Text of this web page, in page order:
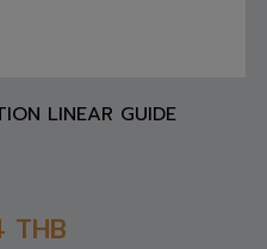
LINEAR GUIDE
THB